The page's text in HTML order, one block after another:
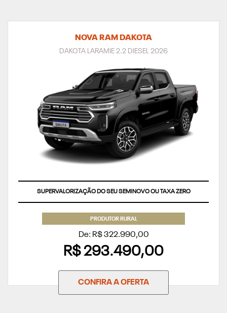
NOVA RAM DAKOTA
DAKOTA LARAMIE 2.2 DIESEL 2026
SUPERVALORIZAÇÃO DO SEU SEMINOVO OU TAXA ZERO
PRODUTOR RURAL
De: R$ 322.990,00
R$ 293.490,00
CONFIRA A OFERTA